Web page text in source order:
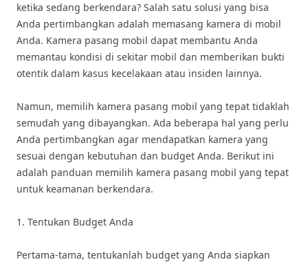
ketika sedang berkendara? Salah satu solusi yang bisa
Anda pertimbangkan adalah memasang kamera di mobil
Anda. Kamera pasang mobil dapat membantu Anda
memantau kondisi di sekitar mobil dan memberikan bukti
otentik dalam kasus kecelakaan atau insiden lainnya.
Namun, memilih kamera pasang mobil yang tepat tidaklah
semudah yang dibayangkan. Ada beberapa hal yang perlu
Anda pertimbangkan agar mendapatkan kamera yang
sesuai dengan kebutuhan dan budget Anda. Berikut ini
adalah panduan memilih kamera pasang mobil yang tepat
untuk keamanan berkendara.
1. Tentukan Budget Anda
Pertama-tama, tentukanlah budget yang Anda siapkan